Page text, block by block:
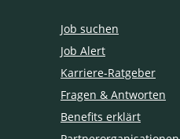
Job suchen
Job Alert
Karriere-Ratgeber
Fragen & Antworten
Benefits erklärt